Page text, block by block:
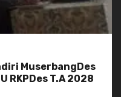
MuserbangDes
RKPDes T.A 2028